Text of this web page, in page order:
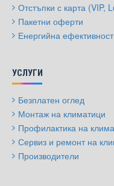
Отстъпки с карта (VIP,
Пакетни оферти
Енергийна ефективност
УСЛУГИ
Безплатен оглед
Монтаж на климатици
Профилактика на
Сервиз и ремонт на
Производители